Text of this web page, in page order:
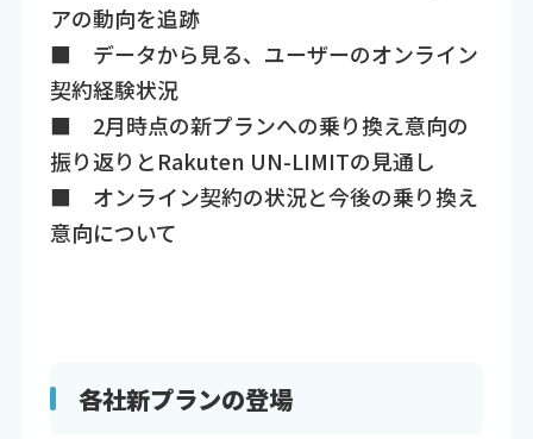
アの動向を追跡
■ データから見る、ユーザーのオンライン
契約経験状況
■ 2月時点の新プランへの乗り換え意向の
振り返りとRakuten UN-LIMITの見通し
■ オンライン契約の状況と今後の乗り換え
意向について
各社新プランの登場